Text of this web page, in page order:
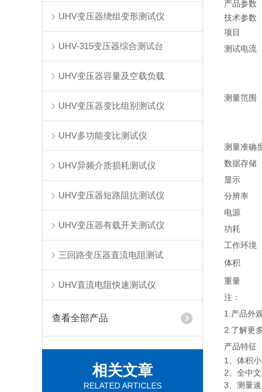
UHV变压器绕组变形测试仪
UHV-315变压器综合测试台
UHV变压器容量及空载负载
UHV变压器变比组别测试仪
UHV多功能变比测试仪
UHV异频介质损耗测试仪
UHV变压器短路阻抗测试仪
UHV变压器有载开关测试仪
三回路变压器直流电阻测试
UHV直流电阻快速测试仪
查看全部产品
相关文章
RELATED ARTICLES
产品参数
技术参数
项目
测试电流
测量范围
测量准确
数据存储
显示
分辨率
电源
功耗
工作环境
体积
重量
注：
1.产品外
2.了解更
产品特征
1、体积
2、全中
3、测量